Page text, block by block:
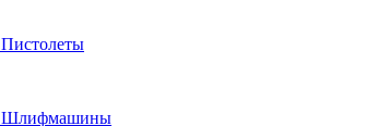
Пистолеты
Шлифмашины